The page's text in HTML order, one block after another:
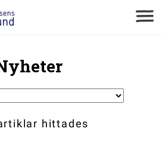
hittades